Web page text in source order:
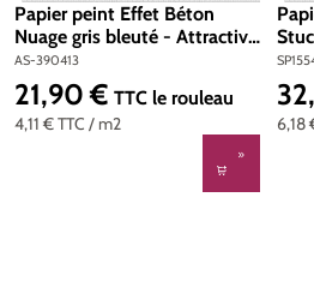
Papier peint Effet Béton
Nuage gris bleuté - Attractive
2 d'A.S. Création | Réf. AS-
390413
AS-390413
4,11 €TTC / m2
Prix régulier :
21,90 € TTC le rouleau
6,18